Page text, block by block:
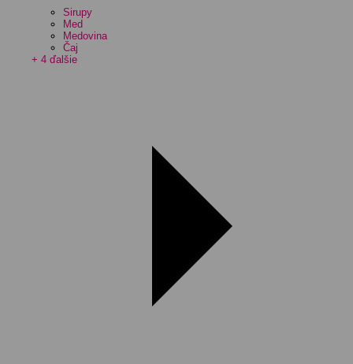
Sirupy
Med
Medovina
Čaj
+ 4 ďalšie